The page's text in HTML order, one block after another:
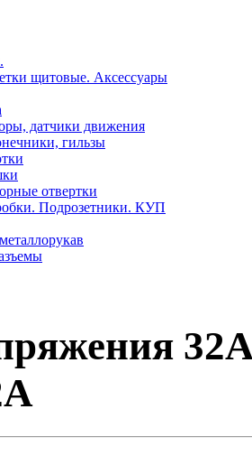
щитовые. Аксессуары
датчики движения
гильзы
отвертки
Подрозетники. КУП